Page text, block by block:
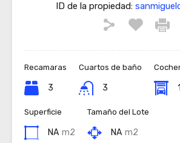
ID de la propiedad:
Recamaras
3
Cuartos de baño
3
Superficie
NA m2
Tamaño del Lote
NA m2